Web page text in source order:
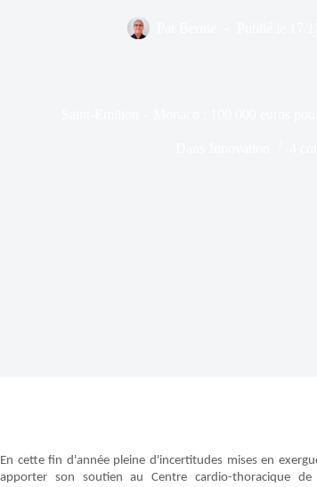
En cette fin d'année pleine d'incertitudes mises en
apporter son soutien au Centre cardio-thoracique